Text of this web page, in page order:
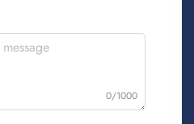
0/1000